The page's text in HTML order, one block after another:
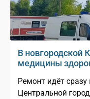
В новгородской
медицины
Ремонт идёт сразу
Центральной